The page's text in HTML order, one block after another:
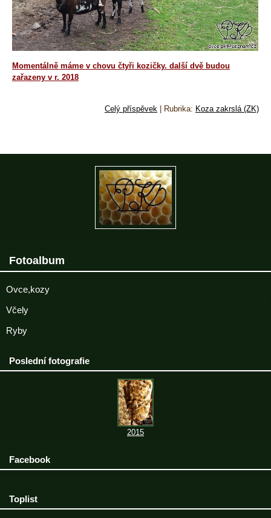
Momentálně máme v chovu čtyři kozičky. další dvě budou
zařazeny v r. 2018
Celý příspěvek Rubrika: Koza zakrslá (ZK)
Fotoalbum
Ovce,kozy
Včely
Ryby
Poslední fotografie
2015
Facebook
Toplist